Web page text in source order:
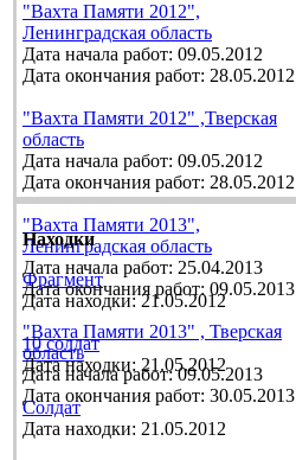
"Вахта Памяти 2012",
Ленинградская область
Дата начала работ: 09.05.2012
Дата окончания работ: 28.05.2012
"Вахта Памяти 2012" ,Тверская
область
Дата начала работ: 09.05.2012
Дата окончания работ: 28.05.2012
"Вахта Памяти 2013",
Ленинградская область
Дата начала работ: 25.04.2013
Дата окончания работ: 09.05.2013
"Вахта Памяти 2013" , Тверская
область
Дата начала работ: 09.05.2013
Дата окончания работ: 30.05.2013
Находки
Фрагмент
Дата находки: 21.05.2012
10 солдат
Дата находки: 21.05.2012
Солдат
Дата находки: 21.05.2012